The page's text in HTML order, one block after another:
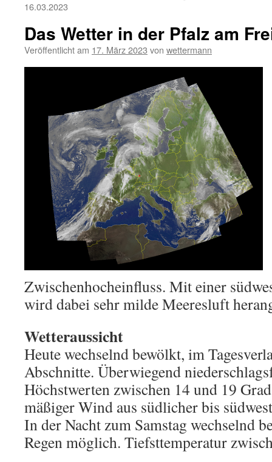
16.03.2023
Das Wetter in der Pfalz am
Veröffentlicht am 17. März 2023 von wettermann
Zwischenhocheinfluss. Mit einer
wird dabei sehr milde Meeresluft
Wetteraussicht
Heute wechselnd bewölkt, im
Abschnitte. Überwiegend
Höchstwerten zwischen 14 und 19
mäßiger Wind aus südlicher bis
In der Nacht zum Samstag wechselnd
Regen möglich. Tiefsttemperatur